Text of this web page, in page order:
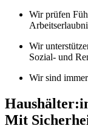
Wir prüfen
Wir
Sozial- und
Wir sind
Mit